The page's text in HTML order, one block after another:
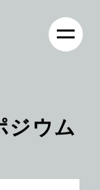
ジウム